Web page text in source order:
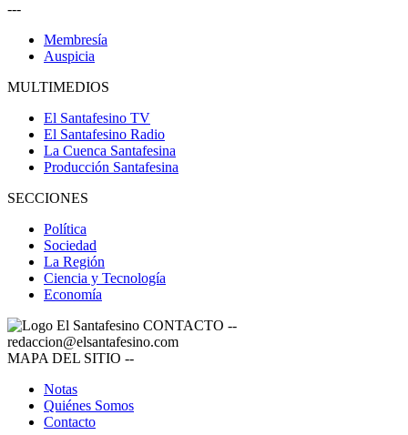
---
Membresía
Auspicia
MULTIMEDIOS
El Santafesino TV
El Santafesino Radio
La Cuenca Santafesina
Producción Santafesina
SECCIONES
Política
Sociedad
La Región
Ciencia y Tecnología
Economía
CONTACTO --
redaccion@elsantafesino.com
MAPA DEL SITIO --
Notas
Quiénes Somos
Contacto